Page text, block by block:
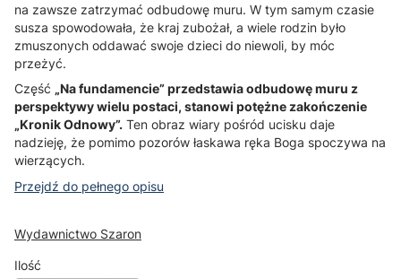
na zawsze zatrzymać odbudowę muru. W tym samym czasie
susza spowodowała, że kraj zubożał, a wiele rodzin było
zmuszonych oddawać swoje dzieci do niewoli, by móc
przeżyć.
Część „Na fundamencie” przedstawia odbudowę muru z
perspektywy wielu postaci, stanowi potężne zakończenie
„Kronik Odnowy”. Ten obraz wiary pośród ucisku daje
nadzieję, że pomimo pozorów łaskawa ręka Boga spoczywa na
wierzących.
Przejdź do pełnego opisu
Wydawnictwo Szaron
Ilość